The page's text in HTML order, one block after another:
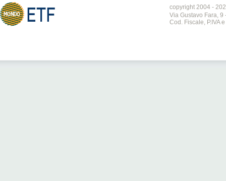
copyright 2004 -
Via Gustavo Fara, 9
Cod. Fiscale, P.IVA